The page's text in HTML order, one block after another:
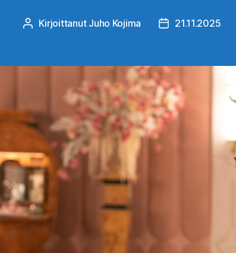
Kirjoittaja
Kirjoittanut Juho Kojima 21.11.2025